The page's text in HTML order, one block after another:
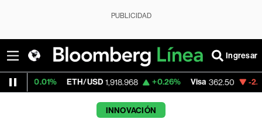
PUBLICIDAD
Ingresar
ETH/USD 1,918.968 +0.26% Visa 362.50 -2.15%
INNOVACIÓN